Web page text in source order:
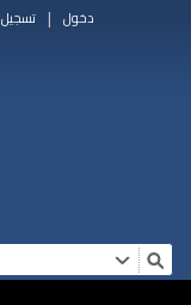
دخول | تسجيل